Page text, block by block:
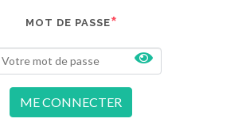
MOT DE PASSE
ME CONNECTER